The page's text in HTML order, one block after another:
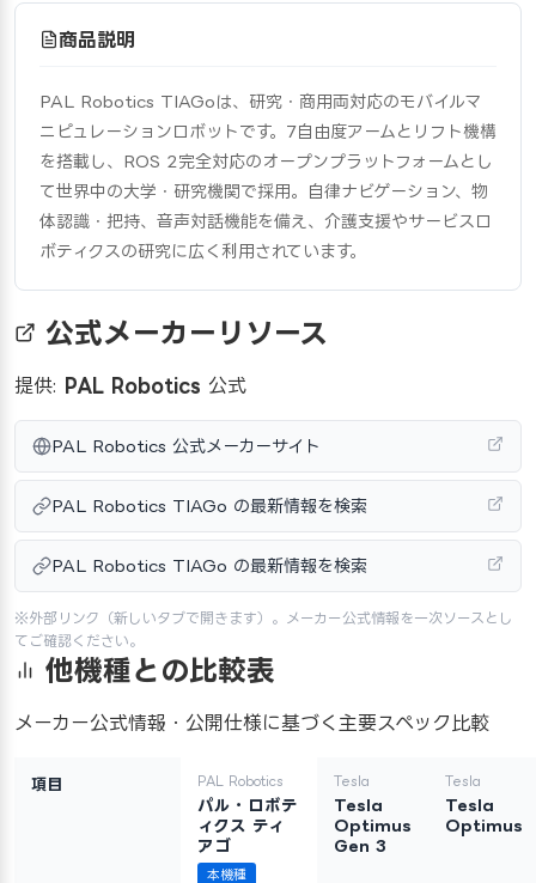
商品説明
PAL Robotics TIAGoは、研究・商用両対応のモバイルマ
ニピュレーションロボットです。7自由度アームとリフト機構
を搭載し、ROS 2完全対応のオープンプラットフォームとし
て世界中の大学・研究機関で採用。自律ナビゲーション、物
体認識・把持、音声対話機能を備え、介護支援やサービスロ
ボティクスの研究に広く利用されています。
公式メーカーリソース
提供: PAL Robotics 公式
PAL Robotics 公式メーカーサイト
PAL Robotics TIAGo の最新情報を検索
PAL Robotics TIAGo の最新情報を検索
※外部リンク（新しいタブで開きます）。メーカー公式情報を一次ソースとし
てご確認ください。
他機種との比較表
メーカー公式情報・公開仕様に基づく主要スペック比較
項目 PAL Robotics
パル・ロボテ
ィクス ティ
アゴ
本機種
Tesla
Tesla
Optimus
Gen 3
Tesla
Tesla
Optimus